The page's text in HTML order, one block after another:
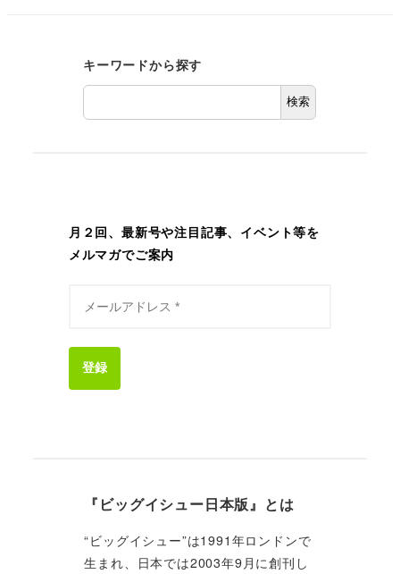
キーワードから探す
検索
月２回、最新号や注目記事、イベント等を
メルマガでご案内
登録
『ビッグイシュー日本版』とは
“ビッグイシュー”は1991年ロンドンで
生まれ、日本では2003年9月に創刊し